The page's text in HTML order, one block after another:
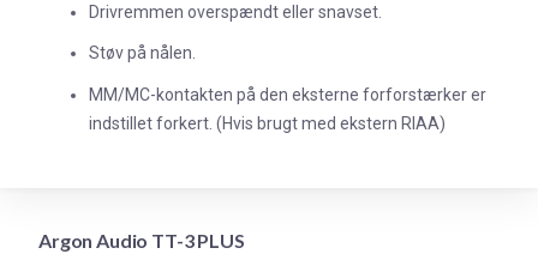
Drivremmen overspændt eller snavset.
Støv på nålen.
MM/MC-kontakten på den eksterne forforstærker er
indstillet forkert. (Hvis brugt med ekstern RIAA)
Argon Audio TT-3 PLUS